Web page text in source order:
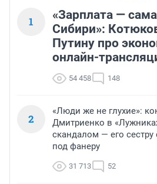
1
«Зарплата —
Сибири»:
Путину про
онлайн-
54 458 148
2
«Люди же не глухие»:
Дмитриенко в
скандалом — его
под фанеру
31 713 52